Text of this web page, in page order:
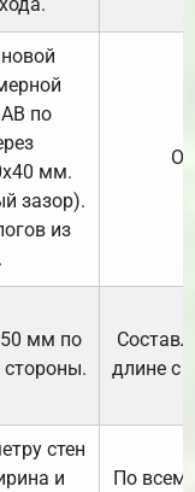
по
мм.
зазор).
из
50 мм по
длине с
стен
и
По